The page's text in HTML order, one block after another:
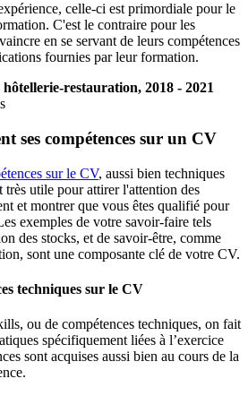
celle-ci est primordiale pour le
C'est le contraire pour les
en se servant de leurs compétences
fournies par leur formation.
restauration, 2018 - 2021
ses compétences sur un CV
sur le CV, aussi bien techniques
très utile pour attirer l'attention des
et montrer que vous êtes qualifié pour
exemples de votre savoir-faire tels
des stocks, et de savoir-être, comme
sont une composante clé de votre CV.
techniques sur le CV
ou de compétences techniques, on fait
spécifiquement liées à l’exercice
sont acquises aussi bien au cours de la